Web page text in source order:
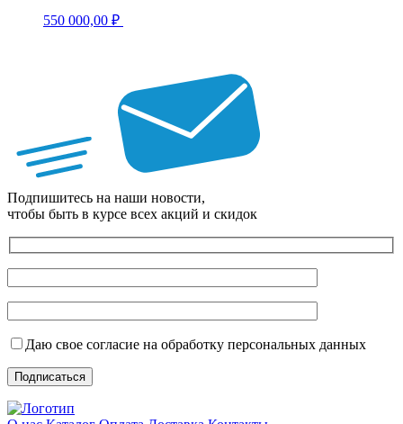
550 000,00 ₽
Подпишитесь на наши новости,
чтобы быть в курсе всех акций и скидок
Даю свое согласие на обработку персональных данных